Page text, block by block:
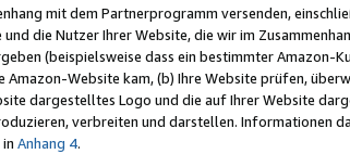
mit dem Partnerprogramm versenden,
die Nutzer Ihrer Website, die wir im
(beispielsweise dass ein bestimmter
Website kam, (b) Ihre Website prüfen,
dargestelltes Logo und die auf Ihrer Website
verbreiten und darstellen. Informationen
Anhang 4.